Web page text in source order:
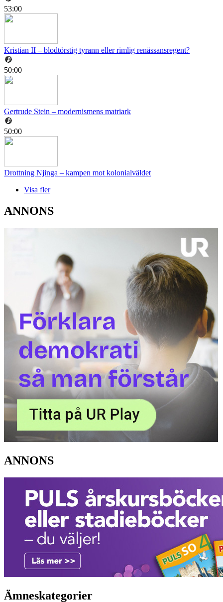
53:00
Kristian II – blodtörstig tyrann eller rimlig renässansregent?
50:00
Gertrude Stein – modernismens matriark
50:00
Drottning Njinga – kampen mot kolonialväldet
Visa fler
ANNONS
ANNONS
Ämneskategorier